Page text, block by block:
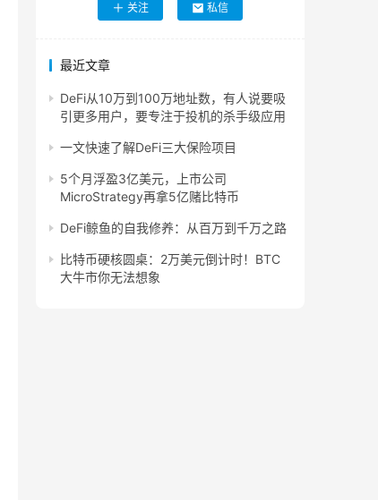
关注 私信
最近文章
DeFi从10万到100万地址数，有人说要吸
引更多用户，要专注于投机的杀手级应用
一文快速了解DeFi三大保险项目
5个月浮盈3亿美元，上市公司
MicroStrategy再拿5亿赌比特币
DeFi鲸鱼的自我修养：从百万到千万之路
比特币硬核圆桌：2万美元倒计时！BTC
大牛市你无法想象